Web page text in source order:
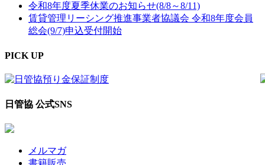
令和8年度夏季休業のお知らせ(8/8～8/11)
賃貸管理リーシング推進事業者協議会 令和8年度会員
総会(9/7)申込受付開始
PICK UP
日管協 公式SNS
メルマガ